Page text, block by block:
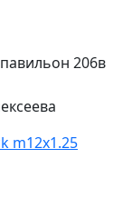
206в
m12x1.25